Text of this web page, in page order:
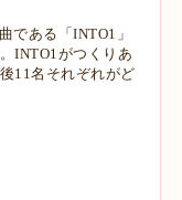
である「INTO1」
INTO1がつくりあ
11名それぞれがど